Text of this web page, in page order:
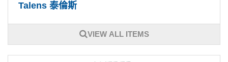
Talens 泰倫斯
VIEW ALL ITEMS